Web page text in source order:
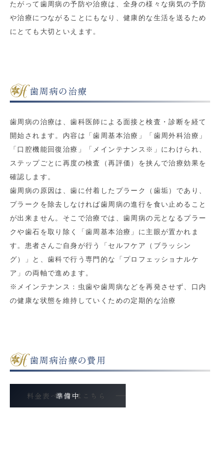
たがって歯周病の予防や治療は、全身の様々な病気の予防
や治療につながることにもなり、健康的な生活を送るため
にとても大切といえます。
歯周病の治療
歯周病の治療は、歯科医師による面接と検査・診断を経て
開始されます。内容は「歯周基本治療」「歯周外科治療」
「口腔機能回復治療」「メインテナンス※」にわけられ、
ステップごとに再度の検査（再評価）を挟んで治療効果を
確認します。
歯周病の原因は、歯に付着したプラーク（歯垢）であり、
プラークを除去しなければ歯周病の進行を食い止めること
が出来ません。そこで治療では、歯周病の元となるプラー
クや歯石を取り除く「歯周基本治療」に主眼が置かれま
す。患者さんご自身が行う「セルフケア（ブラッシン
グ）」と、歯科で行う専門的な「プロフェッショナルケ
ア」の両軸で進めます。
※メインテナンス：虫歯や歯周病などを再発させず、口内
の健康な状態を維持していくための定期的な治療
歯周病治療の費用
料金表ページはこちら